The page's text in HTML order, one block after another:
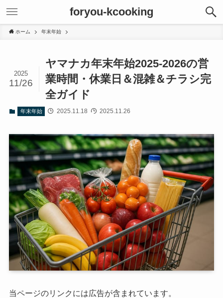
foryou-kcooking
ホーム 年末年始
ヤマナカ年末年始2025‑2026の営
業時間・休業日＆混雑＆チラシ完
全ガイド
2025
11/26
年末年始 2025.11.18 2025.11.26
当ページのリンクには広告が含まれています。